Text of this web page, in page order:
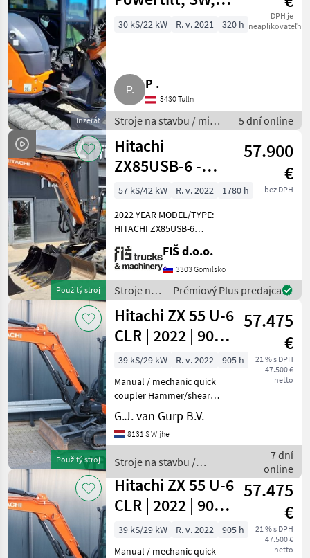
Inzerát
Klima, MwSt.
DPH je
neaplikovateľné
30 kS/22 kW R. v. 2021 320 h
P .
3430 Tulln
Stroje na stavbu / mini
bager
5 dní online
Použitý stroj
Hitachi
ZX85USB-6 -
2022 YEAR - 1780
HOURS - 3X
BUCKETS
57.900
€
bez DPH
57 kS/42 kW R. v. 2022
1780 h
2022 YEAR MODEL/TYPE:
HITACHI ZX85USB-6
ENGINE: DIESEL HITACHI -
42.4kw WORKING HOURS
1780 WEIGHT 8650kg
HYDRAULIC QUICK
COUPLER BLADE CAMERA
LIGHTS AIR CON
FIŠ d.o.o.
3303 Gomilsko
Stroje na
stavbu /
Hitachi
Prémiový Plus predajca
Použitý stroj
Hitachi ZX 55 U-6
CLR | 2022 | 905h
| A/C
57.475
€
21 % s DPH
47.500 €
netto
39 kS/29 kW R. v. 2022
905 h
Manual / mechanic quick
coupler Hammer/shear
hydr. circuit Air conditioning
Battery disconnector Stroje
na stavbu mini bager
G.J. van Gurp B.V.
8131 S Wijhe
Stroje na stavbu /
Hitachi
7 dní
online
Hitachi ZX 55 U-6
CLR | 2022 | 905h
| A/C
57.475
€
21 % s DPH
47.500 €
netto
39 kS/29 kW R. v. 2022
905 h
Manual / mechanic quick